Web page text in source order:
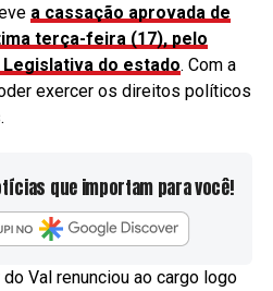
a cassação aprovada de
terça-feira (17), pelo
do estado. Com a
exercer os direitos políticos
que importam para você!
Val renunciou ao cargo logo